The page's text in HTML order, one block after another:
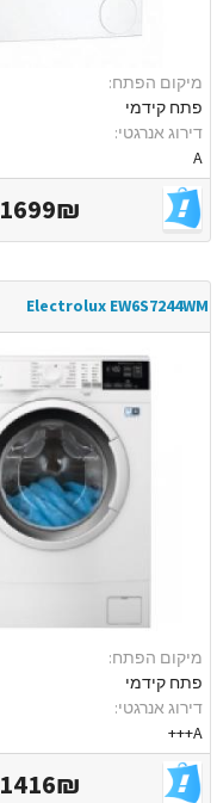
מיקום הפתח:
פתח קידמי
דירוג אנרגטי:
A
1699₪
Electrolux EW6S7244WM
מיקום הפתח:
פתח קידמי
דירוג אנרגטי:
A+++
1416₪